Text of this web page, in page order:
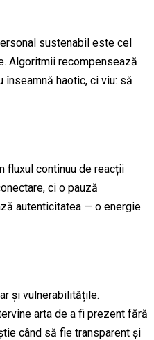
sustenabil este cel
Algoritmii recompensează
haotic, ci viu: să
fluxul continuu de reacții
ci o pauză
autenticitatea — o energie
și vulnerabilitățile.
arta de a fi prezent fără
când să fie transparent și